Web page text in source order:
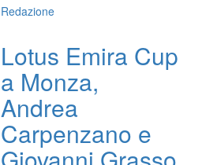
Redazione
Lotus Emira Cup
a Monza,
Andrea
Carpenzano e